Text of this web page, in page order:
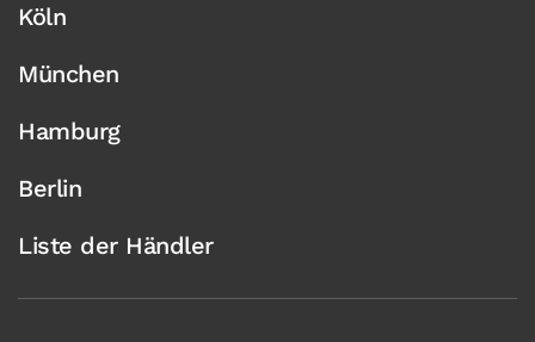
Köln
München
Hamburg
Berlin
Liste der Händler